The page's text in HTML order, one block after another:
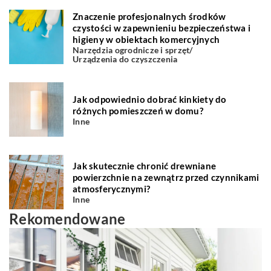
Znaczenie profesjonalnych środków
czystości w zapewnieniu bezpieczeństwa i
higieny w obiektach komercyjnych
Narzędzia ogrodnicze i sprzęt/
Urządzenia do czyszczenia
Jak odpowiednio dobrać kinkiety do
różnych pomieszczeń w domu?
Inne
Jak skutecznie chronić drewniane
powierzchnie na zewnątrz przed czynnikami
atmosferycznymi?
Inne
Rekomendowane